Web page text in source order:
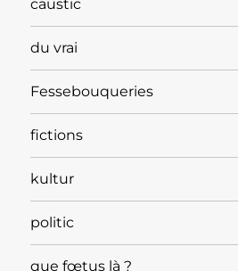
caustic
du vrai
Fessebouqueries
fictions
kultur
politic
que fœtus là ?